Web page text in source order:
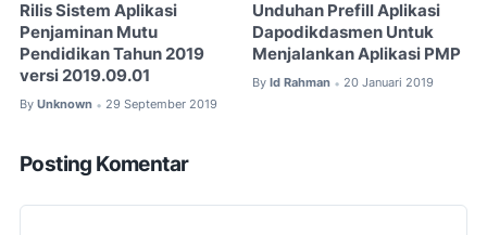
Rilis Sistem Aplikasi
Penjaminan Mutu
Pendidikan Tahun 2019
versi 2019.09.01
By Unknown • 29 September 2019
Unduhan Prefill Aplikasi
Dapodikdasmen Untuk
Menjalankan Aplikasi PMP
By Id Rahman • 20 Januari 2019
Posting Komentar